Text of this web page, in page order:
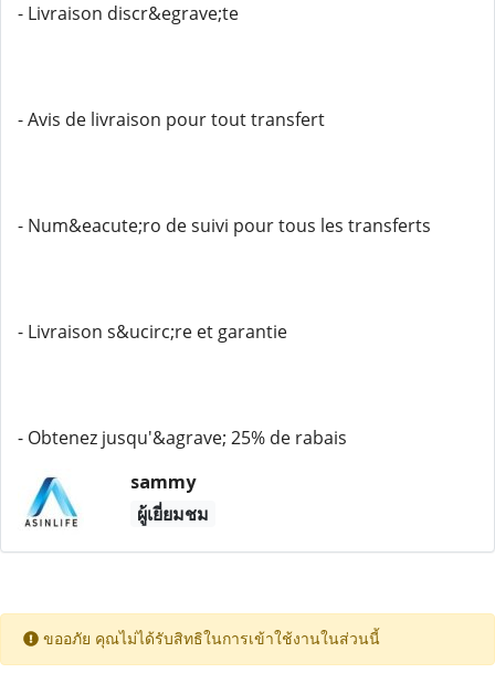
- Livraison discr&egrave;te
- Avis de livraison pour tout transfert
- Num&eacute;ro de suivi pour tous les transferts
- Livraison s&ucirc;re et garantie
- Obtenez jusqu'&agrave; 25% de rabais
sammy
ผู้เยี่ยมชม
ขออภัย คุณไม่ได้รับสิทธิในการเข้าใช้งานในส่วนนี้